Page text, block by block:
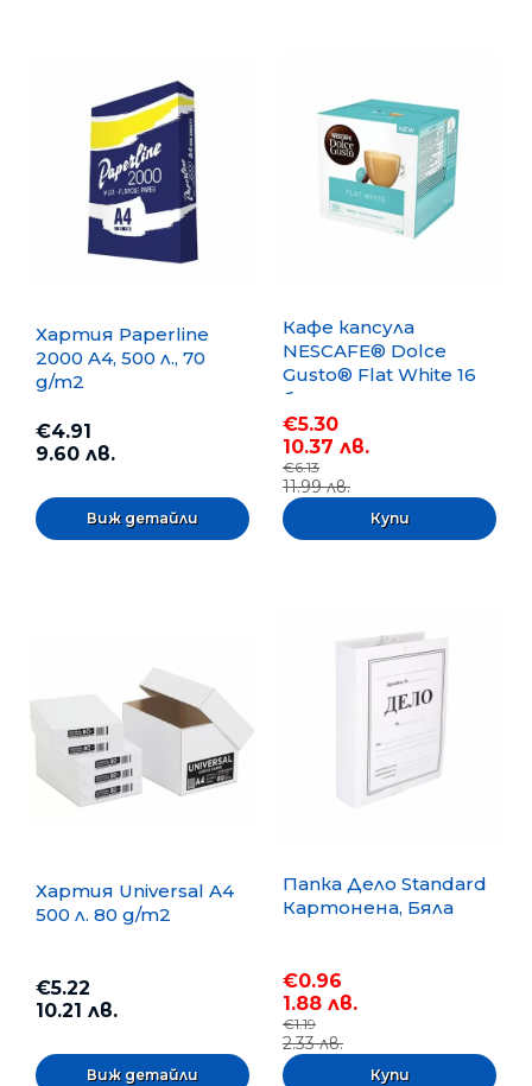
Хартия Paperline
2000 A4, 500 л., 70
g/m2
€4.91
9.60 лв.
Виж детайли
Кафе капсула
NESCAFE® Dolce
Gusto® Flat White 16
бр.
€5.30
10.37 лв.
€6.13
11.99 лв.
Хартия Universal A4
500 л. 80 g/m2
€5.22
10.21 лв.
Виж детайли
Папка Дело Standard
Картонена, Бяла
€0.96
1.88 лв.
€1.19
2.33 лв.